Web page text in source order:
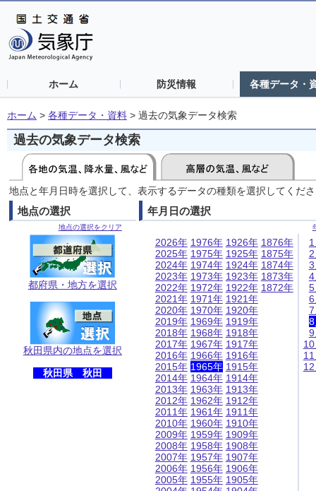
ホーム 防災情報 各種データ・
ホーム > 各種データ・資料 > 過去の気象データ検索
過去の気象データ検索
地点と年月日時を選択して、表示するデータの種類を選択してくだ
地点の選択
地点の選択をクリア
都府県・地方を選択
秋田県内の地点を選択
秋田県 秋田
年月日の選択
2026年
2025年
2024年
2023年
2022年
2021年
2020年
2019年
2018年
2017年
2016年
2015年
2014年
2013年
2012年
2011年
2010年
2009年
2008年
2007年
2006年
2005年
1976年
1975年
1974年
1973年
1972年
1971年
1970年
1969年
1968年
1967年
1966年
1965年
1964年
1963年
1962年
1961年
1960年
1959年
1958年
1957年
1956年
1955年
1926年
1925年
1924年
1923年
1922年
1921年
1920年
1919年
1918年
1917年
1916年
1915年
1914年
1913年
1912年
1911年
1910年
1909年
1908年
1907年
1906年
1905年
1876年
1875年
1874年
1873年
1872年